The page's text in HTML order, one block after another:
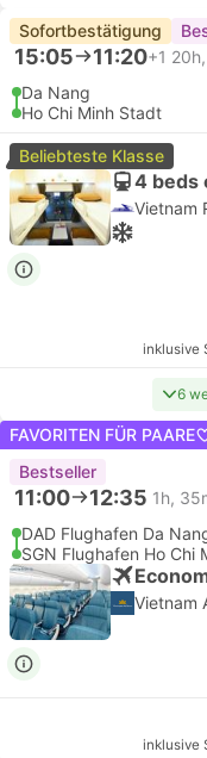
Sofortbestätigung
15:05 11:20+1
Da Nang
Ho Chi Minh Stadt
Beliebteste Klasse
4 beds
Vietnam
inklusive
6
FAVORITEN FÜR PAARE
Bestseller
11:00 12:35 1h,
DAD Flughafen Da
SGN Flughafen Ho Chi
Vietnam
inklusive